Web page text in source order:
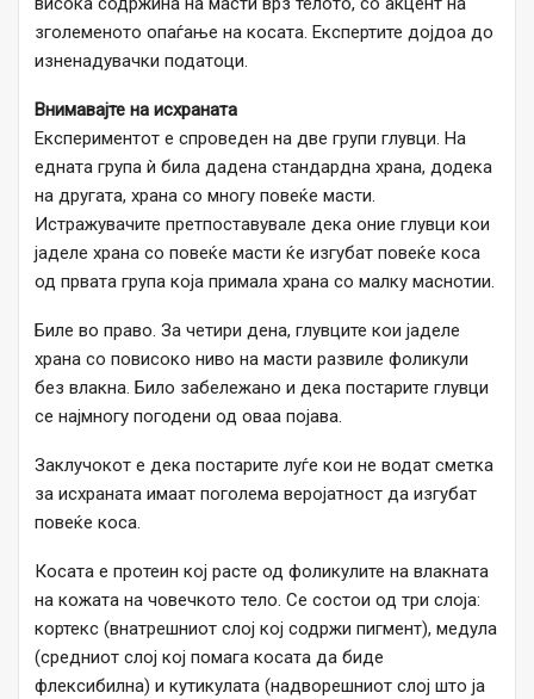
зголеменото опаѓање на косата. Експертите дојдоа до
изненадувачки податоци.
Внимавајте на исхраната
Експериментот е спроведен на две групи глувци. На
едната група ѝ била дадена стандардна храна, додека
на другата, храна со многу повеќе масти.
Истражувачите претпоставувале дека оние глувци кои
јаделе храна со повеќе масти ќе изгубат повеќе коса
од првата група која примала храна со малку маснотии.
Биле во право. За четири дена, глувците кои јаделе
храна со повисоко ниво на масти развиле фоликули
без влакна. Било забележано и дека постарите глувци
се најмногу погодени од оваа појава.
Заклучокот е дека постарите луѓе кои не водат сметка
за исхраната имаат поголема веројатност да изгубат
повеќе коса.
Косата е протеин кој расте од фоликулите на влакната
на кожата на човечкото тело. Се состои од три слоја:
кортекс (внатрешниот слој кој содржи пигмент), медула
(средниот слој кој помага косата да биде
флексибилна) и кутикулата (надворешниот слој што ја